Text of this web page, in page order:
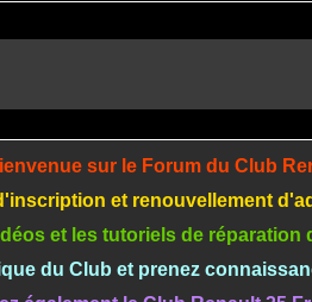
sur le Forum du Club
et renouvellement
et les tutoriels de réparation
du Club et prenez